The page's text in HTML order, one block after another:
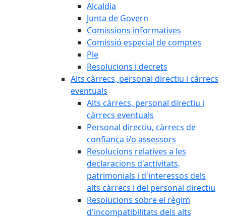
Alcaldia
Junta de Govern
Comissions informatives
Comissió especial de comptes
Ple
Resolucions i decrets
Alts càrrecs, personal directiu i càrrecs
eventuals
Alts càrrecs, personal directiu i
càrrecs eventuals
Personal directiu, càrrecs de
confiança i/o assessors
Resolucions relatives a les
declaracions d'activitats,
patrimonials i d'interessos dels
alts càrrecs i del personal directiu
Resolucions sobre el règim
d'incompatibilitats dels alts